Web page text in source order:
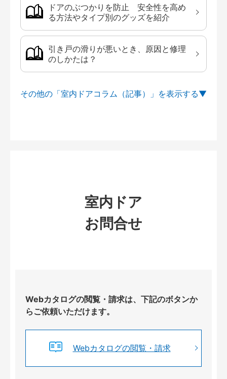
ドアのぶつかりを防止 安全性を高め
る方法やタイプ別のグッズを紹介
引き戸の滑りが悪いとき、原因と修理
のしかたは？
その他の「室内ドアコラム（記事）」を
室内ドア
お問合せ
Webカタログの閲覧・請求は、下記のボタンか
らご依頼いただけます。
Webカタログの閲覧・請求